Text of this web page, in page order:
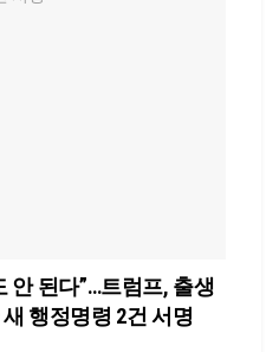
안 된다”…트럼프, 출생
행정명령 2건 서명